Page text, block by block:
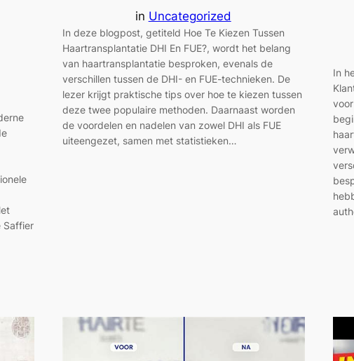
Saffier
in Uncategorized
In deze blogpost, getiteld Hoe Te Kiezen Tussen
Haartransplantatie DHI En FUE?, wordt het belang
van haartransplantatie besproken, evenals de
verschillen tussen de DHI- en FUE-technieken. De
lezer krijgt praktische tips over hoe te kiezen tussen
deze twee populaire methoden. Daarnaast worden
de voordelen en nadelen van zowel DHI als FUE
uiteengezet, samen met statistieken…
In